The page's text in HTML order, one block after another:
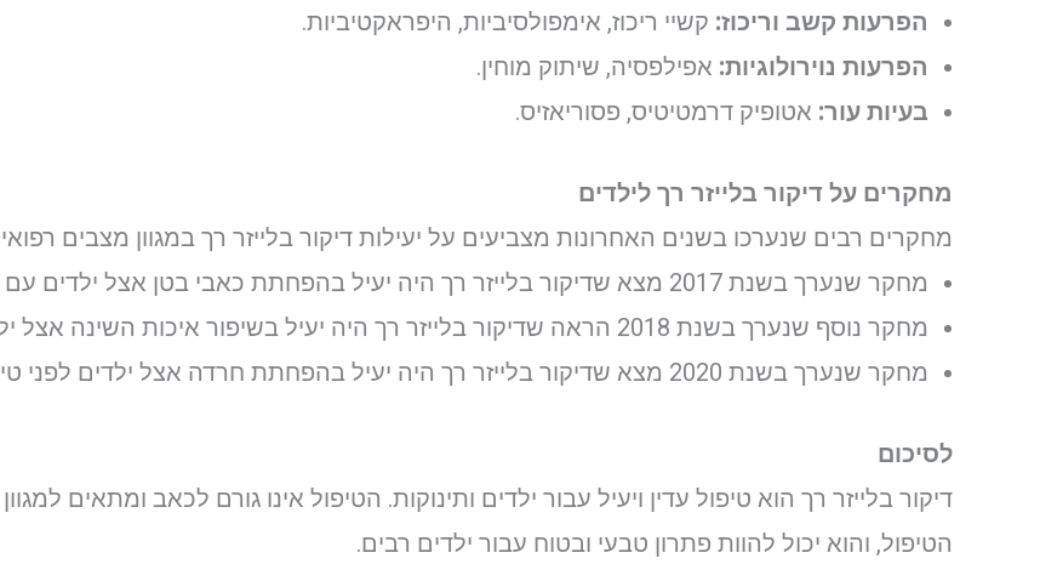
הפרעות קשב וריכוז: קשיי ריכוז, אימפולסיביות, היפראקטיביות.
הפרעות נוירולוגיות: אפילפסיה, שיתוק מוחין.
בעיות עור: אטופיק דרמטיטיס, פסוריאזיס.
מחקרים על דיקור בלייזר רך לילדים
מחקרים רבים שנערכו בשנים האחרונות מצביעים על יעילות דיקור בלייזר רך במגוון מצבים
מחקר שנערך בשנת 2017 מצא שדיקור בלייזר רך היה יעיל בהפחתת כאבי בטן אצל ילדים עם תסמונת המעי הרגיז.
מחקר נוסף שנערך בשנת 2018 הראה שדיקור בלייזר רך היה יעיל בשיפור איכות השינה אצל ילדים עם הפרעות שינה.
מחקר שנערך בשנת 2020 מצא שדיקור בלייזר רך היה יעיל בהפחתת חרדה אצל ילדים לפני טיפולי שיניים.
לסיכום
דיקור בלייזר רך הוא טיפול עדין ויעיל עבור ילדים ותינוקות. הטיפול אינו גורם לכאב ומתאים
הטיפול, והוא יכול להוות פתרון טבעי ובטוח עבור ילדים רבים.